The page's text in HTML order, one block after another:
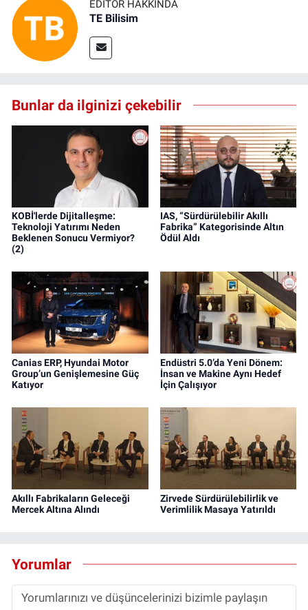
EDITÖR HAKKINDA
TE Bilisim
Bunlar da ilginizi çekebilir
KOBİ'lerde Dijitalleşme:
Teknoloji Yatırımı Neden
Beklenen Sonucu Vermiyor?
(2)
IAS, “Sürdürülebilir Akıllı
Fabrika” Kategorisinde Altın
Ödül Aldı
Canias ERP, Hyundai Motor
Group’un Genişlemesine Güç
Katıyor
Endüstri 5.0’da Yeni Dönem:
İnsan ve Makine Aynı Hedef
İçin Çalışıyor
Akıllı Fabrikaların Geleceği
Mercek Altına Alındı
Zirvede Sürdürülebilirlik ve
Verimlilik Masaya Yatırıldı
Yorumlar